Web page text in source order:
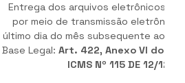
Entrega dos arquivos eletrônicos de
por meio de transmissão eletrônica
último dia do mês subsequente ao
Base Legal: Art. 422, Anexo VI do
ICMS Nº 115 DE 12/12/